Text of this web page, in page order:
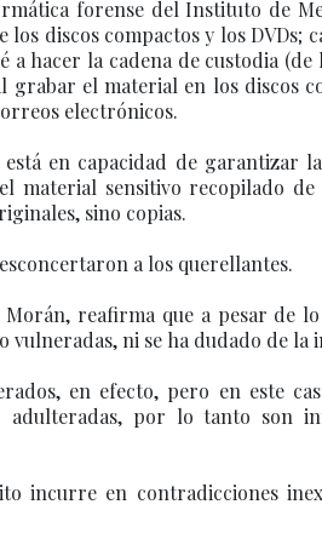
forense del Instituto de
discos compactos y los DVDs;
a hacer la cadena de custodia
el material en los discos
electrónicos.
en capacidad de garantizar
material sensitivo recopilado
sino copias.
a los querellantes.
reafirma que a pesar de
vulneradas, ni se ha dudado de la
en efecto, pero en este
adulteradas, por lo tanto son
incurre en contradicciones